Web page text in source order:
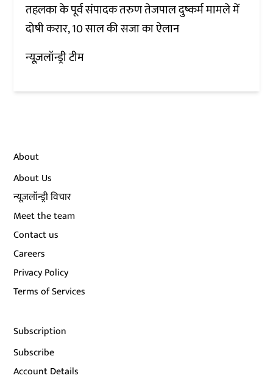
तहलका के पूर्व संपादक तरुण तेजपाल दुष्कर्म मामले में
दोषी करार, 10 साल की सजा का ऐलान
न्यूज़लॉन्ड्री टीम
About
About Us
न्यूज़लॉन्ड्री विचार
Meet the team
Contact us
Careers
Privacy Policy
Terms of Services
Subscription
Subscribe
Account Details